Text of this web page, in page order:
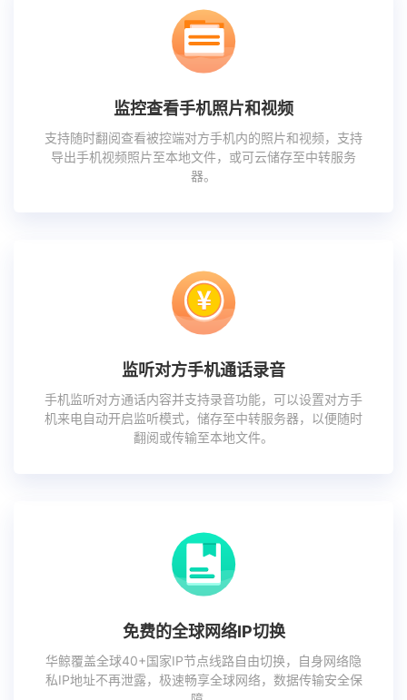
监控查看手机照片和视频
支持随时翻阅查看被控端对方手机内的照片和视频，支持
导出手机视频照片至本地文件，或可云储存至中转服务
器。
监听对方手机通话录音
手机监听对方通话内容并支持录音功能，可以设置对方手
机来电自动开启监听模式，储存至中转服务器，以便随时
翻阅或传输至本地文件。
免费的全球网络IP切换
华鲸覆盖全球40+国家IP节点线路自由切换，自身网络隐
私IP地址不再泄露，极速畅享全球网络，数据传输安全保